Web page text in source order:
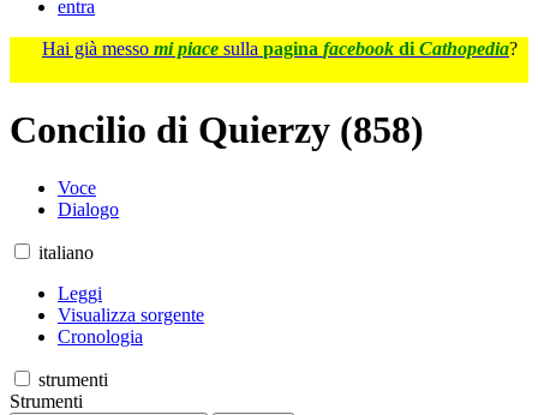
entra
Hai già messo mi piace sulla pagina facebook di Cathopedia?
Concilio di Quierzy (858)
Voce
Dialogo
italiano
Leggi
Visualizza sorgente
Cronologia
strumenti
Strumenti